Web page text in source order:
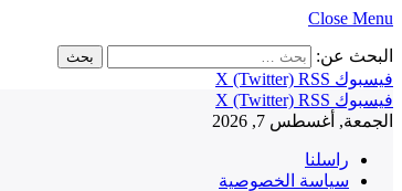
Close Menu
البحث عن:
فيسبوك
X (Twitter) RSS
فيسبوك
X (Twitter) RSS
الجمعة, أغسطس 7, 2026
راسلنا
سياسة الخصوصية